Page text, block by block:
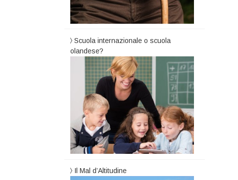
Scuola internazionale o scuola
olandese?
Il Mal d’Altitudine